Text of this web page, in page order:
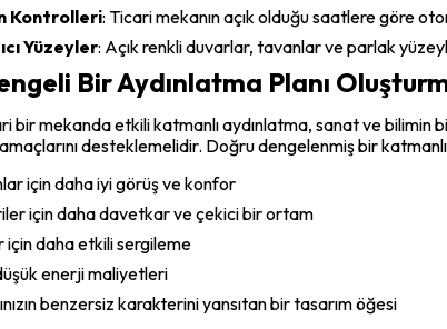
Kontrolleri: Ticari mekanın açık olduğu saatlere göre
Yüzeyler: Açık renkli duvarlar, tavanlar ve parlak
Bir Aydınlatma Planı
bir mekanda etkili katmanlı aydınlatma, sanat ve
desteklemelidir. Doğru dengelenmiş bir
için daha iyi görüş ve konfor
için daha davetkar ve çekici bir ortam
için daha etkili sergileme
enerji maliyetleri
benzersiz karakterini yansıtan bir tasarım öğesi